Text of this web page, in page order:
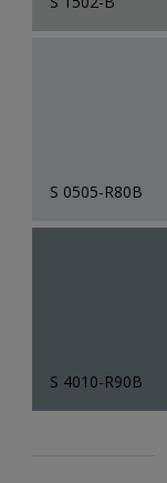
S 0505-R80B
S 4010-R90B